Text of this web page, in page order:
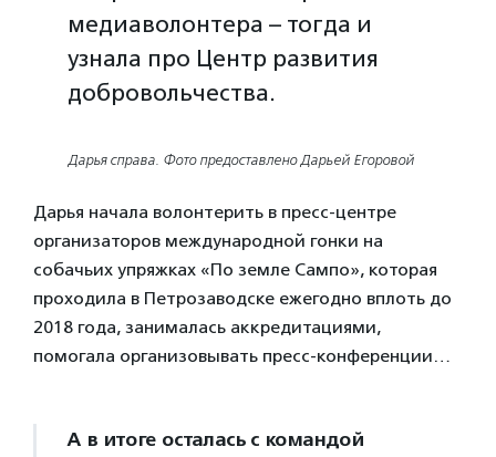
медиаволонтера – тогда и
узнала про Центр развития
добровольчества.
Дарья справа. Фото предоставлено Дарьей Егоровой
Дарья начала волонтерить в пресс-центре
организаторов международной гонки на
собачьих упряжках «По земле Сампо», которая
проходила в Петрозаводске ежегодно вплоть до
2018 года, занималась аккредитациями,
помогала организовывать пресс-конференции…
А в итоге осталась с командой